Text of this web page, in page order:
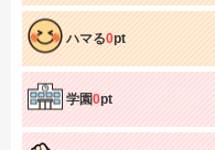
ハマる0pt
学園0pt